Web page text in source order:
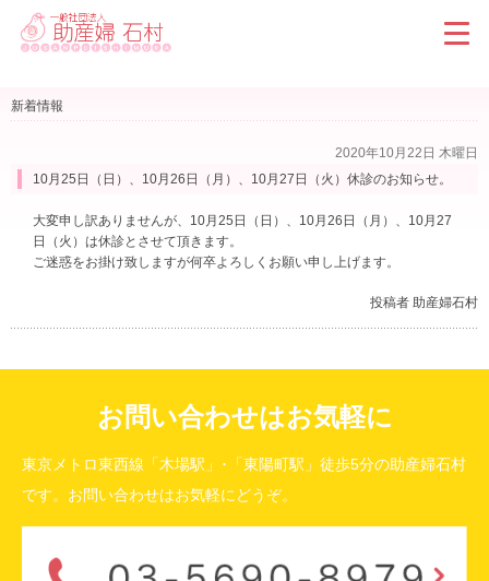
新着情報
2020年10月22日 木曜日
10月25日（日）、10月26日（月）、10月27日（火）休診のお知らせ。
大変申し訳ありませんが、10月25日（日）、10月26日（月）、10月27
日（火）は休診とさせて頂きます。
ご迷惑をお掛け致しますが何卒よろしくお願い申し上げます。
投稿者 助産婦石村
お問い合わせはお気軽に
東京メトロ東西線「木場駅」･「東陽町駅」徒歩5分の助産婦石村
です。お問い合わせはお気軽にどうぞ。